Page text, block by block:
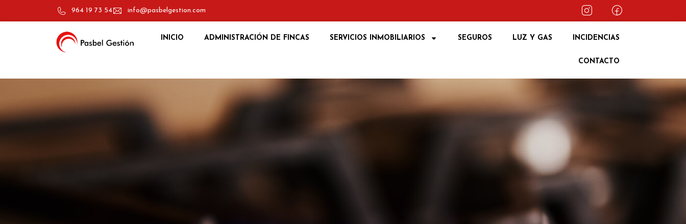
964 19 73 54 info@pasbelgestion.com
INICIO ADMINISTRACIÓN DE FINCAS SERVICIOS INMOBILIARIOS SEGUROS LUZ Y GAS INCIDENCIAS
CONTACTO